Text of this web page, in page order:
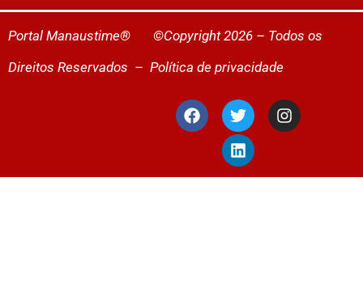
Portal Manaustime® ©Copyright 2026 – Todos os
Direitos Reservados – Política de privacidade